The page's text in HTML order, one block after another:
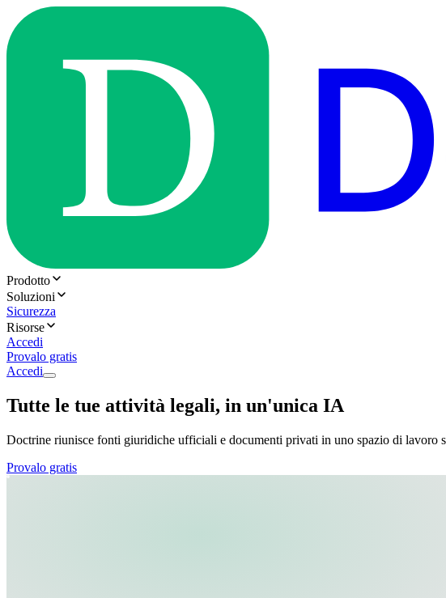
Prodotto
Soluzioni
Sicurezza
Risorse
Accedi
Provalo gratis
Accedi
Tutte le tue attività legali, in un'unica IA
Doctrine riunisce fonti giuridiche ufficiali e documenti privati in uno spazio di lavoro
Provalo gratis